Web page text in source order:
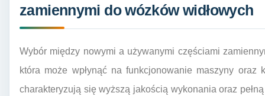
zamiennymi do wózków widłowych
Wybór między nowymi a używanymi częściami
która może wpłynąć na funkcjonowanie maszyny
charakteryzują się wyższą jakością wykonania oraz